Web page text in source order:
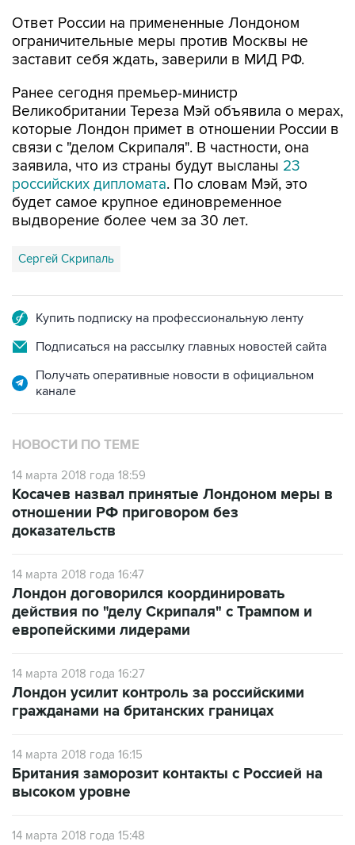
Ответ России на примененные Лондоном
ограничительные меры против Москвы не
заставит себя ждать, заверили в МИД РФ.
Ранее сегодня премьер-министр
Великобритании Тереза Мэй объявила о мерах,
которые Лондон примет в отношении России в
связи с "делом Скрипаля". В частности, она
заявила, что из страны будут высланы 23
российских дипломата. По словам Мэй, это
будет самое крупное единовременное
выдворение более чем за 30 лет.
Сергей Скрипаль
Купить подписку на профессиональную ленту
Подписаться на рассылку главных новостей сайта
Получать оперативные новости в официальном
канале
НОВОСТИ ПО ТЕМЕ
14 марта 2018 года 18:59
Косачев назвал принятые Лондоном меры в
отношении РФ приговором без
доказательств
14 марта 2018 года 16:47
Лондон договорился координировать
действия по "делу Скрипаля" с Трампом и
европейскими лидерами
14 марта 2018 года 16:27
Лондон усилит контроль за российскими
гражданами на британских границах
14 марта 2018 года 16:15
Британия заморозит контакты с Россией на
высоком уровне
14 марта 2018 года 15:48